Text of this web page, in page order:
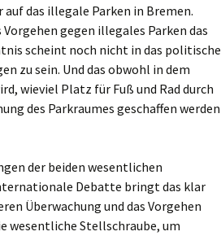
das illegale Parken in Bremen.
gegen illegales Parken das
scheint noch nicht in das politische
zu sein. Und das obwohl in dem
wieviel Platz für Fuß und Rad durch
des Parkraumes geschaffen werden
der beiden wesentlichen
Debatte bringt das klar
Überwachung und das Vorgehen
wesentliche Stellschraube, um